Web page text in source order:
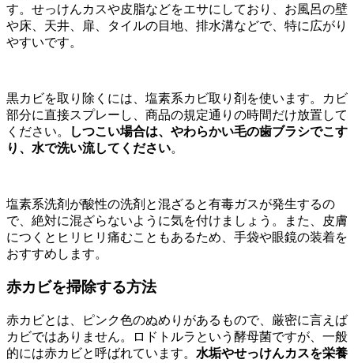
す。せっけんカスや皮脂などをエサにしており、お風呂の壁
や床、天井、扉、タイルの目地、排水溝などで、特に広がり
やすいです。
黒カビを取り除くには、塩素系カビ取り剤を使います。カビ
部分に直接スプレーし、商品の規定通りの時間だけ放置して
ください。
しつこい場合は、やわらかい毛の歯ブラシでこす
り、水で洗い流してください。
塩素系洗剤が酸性の洗剤と混ざると有毒ガスが発生するの
で、絶対に混ざらないように気を付けましょう。また、皮膚
につくとヒリヒリ痛むこともあるため、手袋や眼鏡の装着を
おすすめします。
赤カビを掃除する方法
赤カビとは、ピンク色のぬめりがあるもので、厳密に言えば
カビではありません。ロドトルラという酵母菌ですが、一般
的には赤カビと呼ばれています。 水垢やせっけんカスを栄養